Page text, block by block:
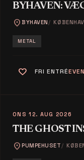
BYHAVEN:
location_on BYHAVEN
METAL
favorite FRI ENTRÉ
ONS 12. AUG 2026
THE GHOST
location_on PUMPEHUSET